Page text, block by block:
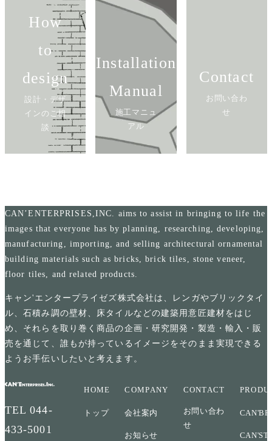
How
to
design
設計・デザ
インのご相
談
Installation
Manual
施工マニュ
アル
Contact
お問い合わ
せ
CAN’ENTERPRISES,INC. aims to assist in bringing to life the
images that everyone has by planning, researching, developing,
manufacturing, importing, and selling architectural ornamental
building materials such as bricks, brick tiles, stone veneer,
floor tiles, and related products.
キャン'エンタープライゼズ株式会社は、レンガやブリックタイ
ル、石積み調の壁材、床タイルなどの建築用意匠建材をはじ
め、それらを取り巻く商品の企画・研究開発・製造・輸入・販
売を通じて、誰もが持っているイメージをそのまま実現できる
ようお手伝いしたいと考えます。
TEL044-
433-5001
HOME
トップ
COMPANY
会社案内
お知らせ
CONTACT
お問い合わ
せ